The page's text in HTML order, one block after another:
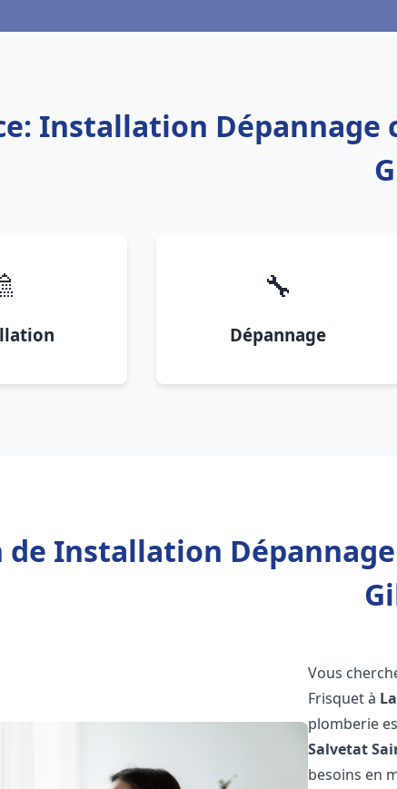
Installation Dépannage
🔧
Dépannage
de Installation
Vous
Frisquet à
plomberie
Salvetat
besoins en